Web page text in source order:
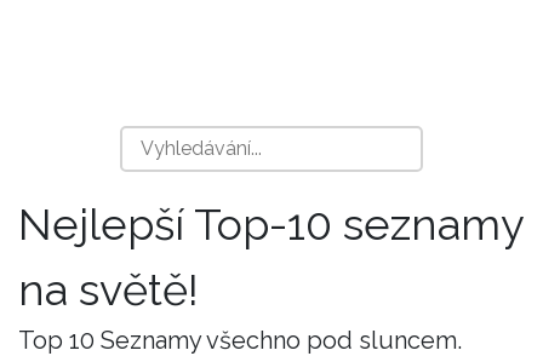
Nejlepší Top-10 seznamy
na světě!
Top 10 Seznamy všechno pod sluncem.